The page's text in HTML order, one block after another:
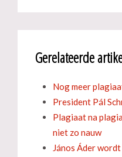
Gerelateerde
Nog meer
President Pál
Plagiaat na
niet zo nauw
János Áder